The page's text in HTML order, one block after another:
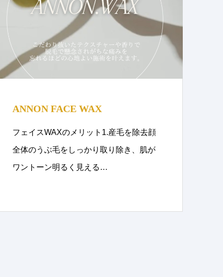
ANNON FACE WAX
フェイスWAXのメリット1.産毛を除去顔
全体のうぶ毛をしっかり取り除き、肌が
ワントーン明るく見える…